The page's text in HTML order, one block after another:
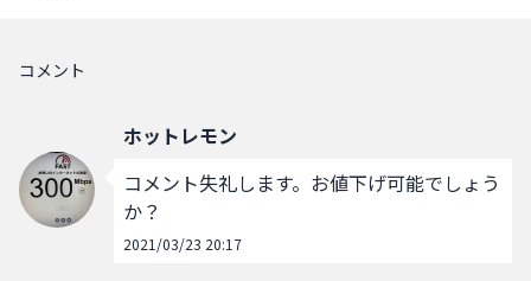
コメント
ホットレモン
コメント失礼します。お値下げ可能でしょう
か？
2021/03/23 20:17